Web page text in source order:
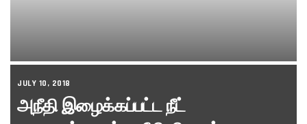
JULY 10, 2018
அநீதி இழைக்கப்பட்ட நீட்